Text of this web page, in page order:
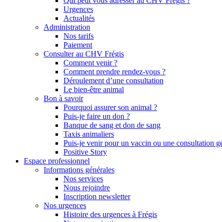
Urgences
Actualités
Administration
Nos tarifs
Paiement
Consulter au CHV Frégis
Comment venir ?
Comment prendre rendez-vous ?
Déroulement d’une consultation
Le bien-être animal
Bon à savoir
Pourquoi assurer son animal ?
Puis-je faire un don ?
Banque de sang et don de sang
Taxis animaliers
Puis-je venir pour un vaccin ou une consultation
Positive Story
Espace professionnel
Informations générales
Nos services
Nous rejoindre
Inscription newsletter
Nos urgences
Histoire des urgences à Frégis